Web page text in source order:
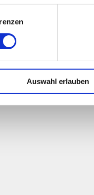
Auswahl erlauben